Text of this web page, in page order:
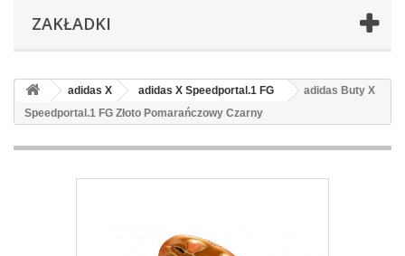
ZAKŁADKI
adidas X adidas X Speedportal.1 FG
adidas Buty X
Speedportal.1 FG Złoto Pomarańczowy Czarny